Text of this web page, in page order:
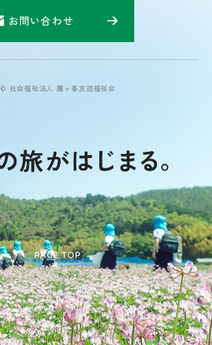
お問い合わせ
© 社会福祉法人 鷹ヶ峯友遊福祉会
PAGE TOP